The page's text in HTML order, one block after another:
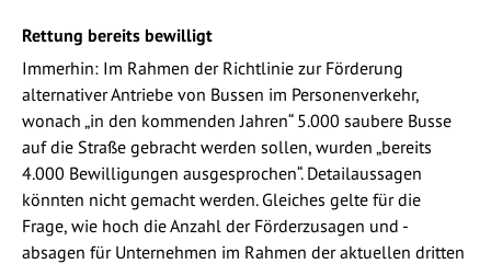
Rettung bereits bewilligt
Immerhin: Im Rahmen der Richtlinie zur Förderung
alternativer Antriebe von Bussen im Personenverkehr,
wonach „in den kommenden Jahren“ 5.000 saubere Busse
auf die Straße gebracht werden sollen, wurden „bereits
4.000 Bewilligungen ausgesprochen“. Detailaussagen
könnten nicht gemacht werden. Gleiches gelte für die
Frage, wie hoch die Anzahl der Förderzusagen und -
absagen für Unternehmen im Rahmen der aktuellen dritten